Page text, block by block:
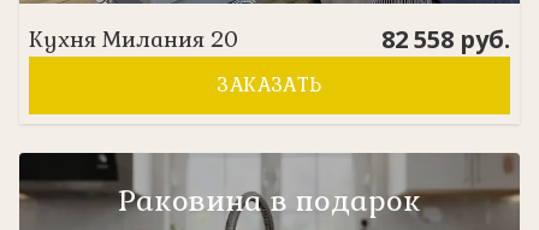
Кухня Милания 20 82 558 руб.
ЗАКАЗАТЬ
Раковина в подарок